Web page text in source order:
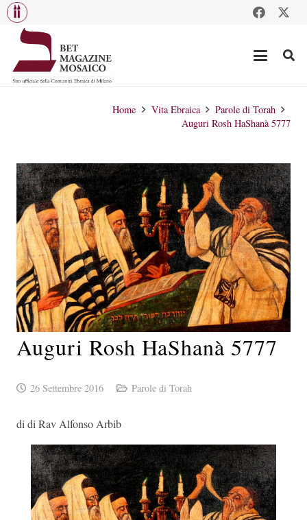
Home Vita Ebraica
Parole di Torah
Auguri Rosh HaShanà 5777
Auguri Rosh HaShanà 5777
26 Settembre 2016 Parole di Torah
di di Rav Alfonso Arbib